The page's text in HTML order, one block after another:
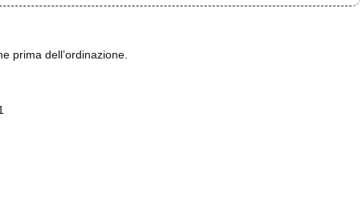
prima dell’ordinazione.